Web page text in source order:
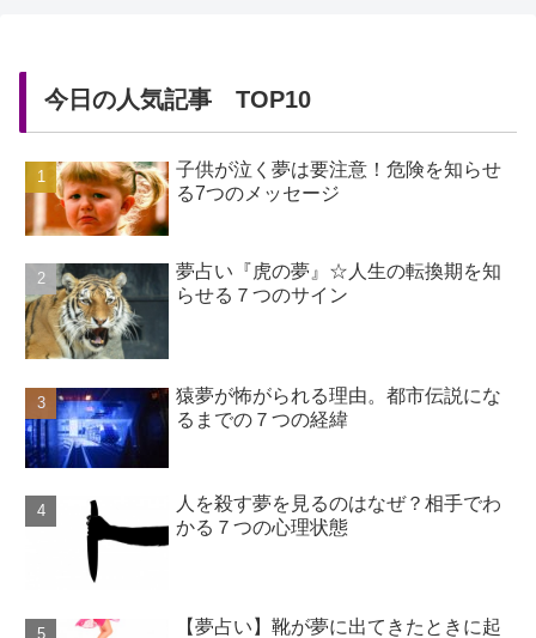
今日の人気記事 TOP10
子供が泣く夢は要注意！危険を知らせ
る7つのメッセージ
夢占い『虎の夢』☆人生の転換期を知
らせる７つのサイン
猿夢が怖がられる理由。都市伝説にな
るまでの７つの経緯
人を殺す夢を見るのはなぜ？相手でわ
かる７つの心理状態
【夢占い】靴が夢に出てきたときに起